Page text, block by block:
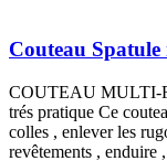
Couteau
COUTEAU MULTI-
trés pratique Ce
colles , enlever les
revêtements , enduire